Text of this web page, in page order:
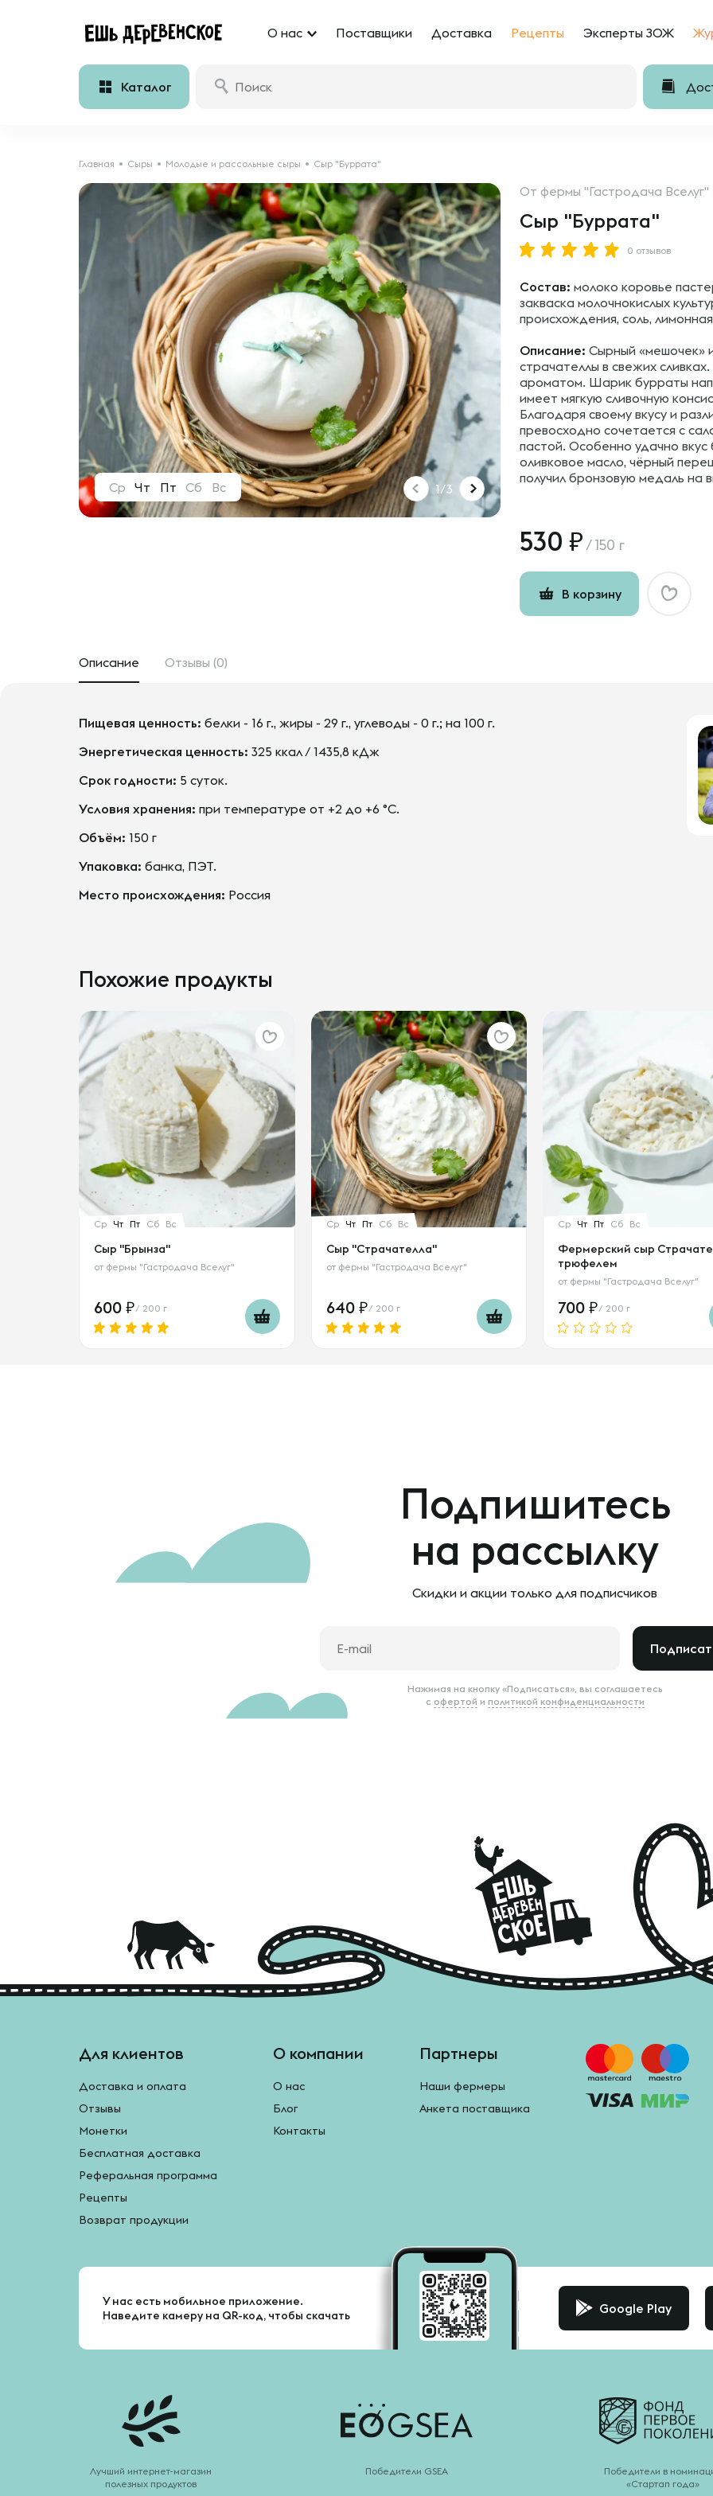
О нас Поставщики Доставка Рецепты Эксперты ЗОЖ
Каталог
Главная Сыры Молодые и рассольные сыры Сыр "Буррата"
1/3
Ср Чт Пт Сб Вс
От фермы "Гастродача Вселуг"
Сыр "Буррата"
0 отзывов
Состав: молоко коровье
закваска молочнокислых
происхождения, соль,
Описание: Сырный «мешочек»
страчателлы в свежих
ароматом. Шарик бурраты
имеет мягкую сливочную
Благодаря своему вкусу и
превосходно сочетается с
пастой. Особенно удачно
оливковое масло, чёрный
получил бронзовую медаль на
530 /150 г
В корзину
Описание Отзывы (0)
Пищевая ценность: белки - 16 г., жиры - 29 г., углеводы - 0 г.; на 100 г.
Энергетическая ценность: 325 ккал / 1435,8 кДж
Срок годности: 5 суток.
Условия хранения: при температуре от +2 до +6 °С.
Объём: 150 г
Упаковка: банка, ПЭТ.
Место происхождения: Россия
Похожие продукты
Ср Чт Пт Сб Вс
Сыр "Брынза"
от фермы "Гастродача Вселуг"
600 / 200 г
Ср Чт Пт Сб Вс
Сыр "Страчателла"
от фермы "Гастродача Вселуг"
640 / 200 г
Ср Чт Пт Сб Вс
Фермерский сыр
трюфелем
от фермы "Гастродача Вселуг"
700 / 200 г
Подпишитесь
на рассылку
Скидки и акции только для подписчиков
Нажимая на кнопку «Подписаться», вы соглашаетесь
с офертой и политикой конфиденциальности
Для клиентов
Доставка и оплата
Отзывы
Монетки
Бесплатная доставка
Реферальная программа
Рецепты
Возврат продукции
О компании
О нас
Блог
Контакты
Партнеры
Наши фермеры
Анкета поставщика
У нас есть мобильное приложение.
Наведите камеру на QR-код, чтобы скачать
Google Play
Лучший интернет-магазин
полезных продуктов
Победители GSEA
Победители в
«Стартап года»